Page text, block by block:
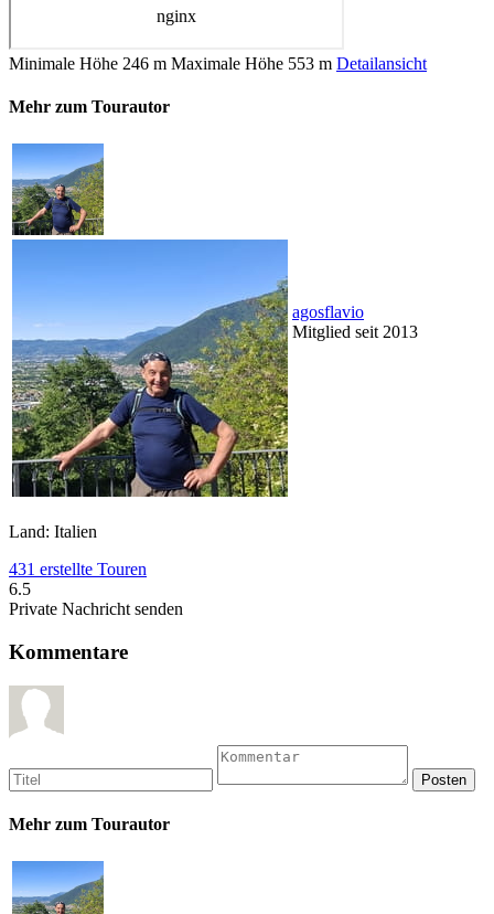
Minimale Höhe 246 m Maximale Höhe 553 m Detailansicht
Mehr zum Tourautor
agosflavio
Mitglied seit 2013
Land: Italien
431 erstellte Touren
6.5
Private Nachricht senden
Kommentare
Mehr zum Tourautor